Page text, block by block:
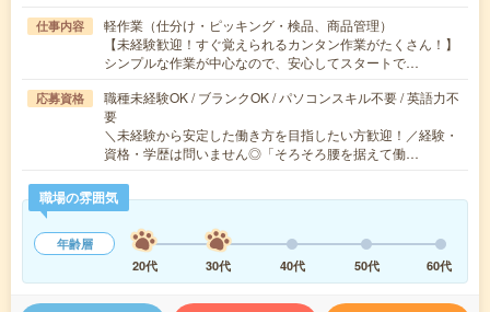
仕事内容
軽作業（仕分け・ピッキング・検品、商品管理）
【未経験歓迎！すぐ覚えられるカンタン作業がたくさん！】
シンプルな作業が中心なので、安心してスタートで…
応募資格
職種未経験OK / ブランクOK / パソコンスキル不要 / 英語力不
要
＼未経験から安定した働き方を目指したい方歓迎！／経験・
資格・学歴は問いません◎「そろそろ腰を据えて働…
職場の雰囲気
年齢層
20代
30代 40代 50代 60代